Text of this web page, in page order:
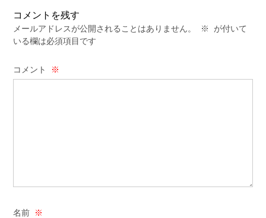
コメントを残す
メールアドレスが公開されることはありません。 ※
が付いて
いる欄は必須項目です
コメント ※
名前 ※